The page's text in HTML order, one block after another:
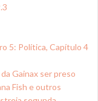
5: Política, Capítulo 4
Gainax ser preso
Fish e outros